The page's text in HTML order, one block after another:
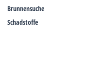
Brunnensuche
Schadstoffe